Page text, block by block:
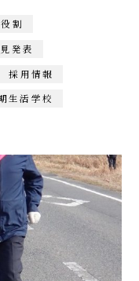
割
発表
採用情報
生活学校